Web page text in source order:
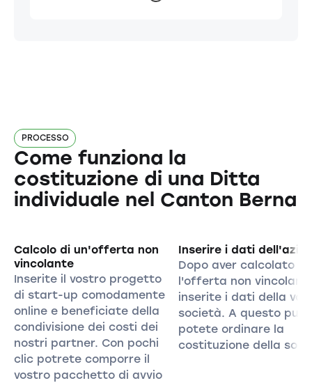
PROCESSO
Come funziona la
costituzione di una Ditta
individuale nel Canton Berna
Calcolo di un'offerta non
vincolante
Inserite il vostro progetto
di start-up comodamente
online e beneficiate della
condivisione dei costi dei
nostri partner. Con pochi
clic potrete comporre il
vostro pacchetto di avvio
Inserire i dati
Dopo aver calcolato
l'offerta non
inserite i dati della
società. A questo
potete ordinare la
costituzione della